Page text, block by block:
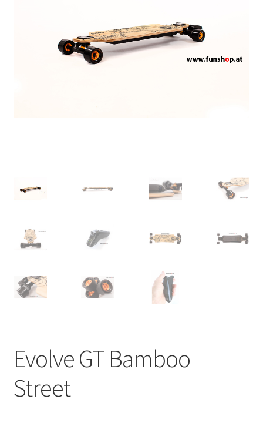
Evolve GT Bamboo
Street